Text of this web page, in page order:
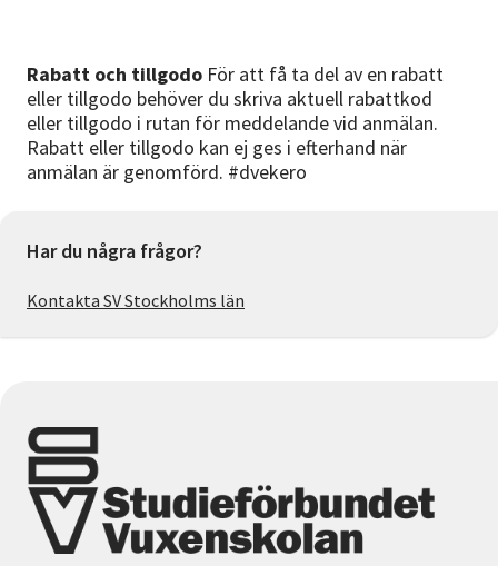
Rabatt och tillgodo För att få ta del av en rabatt
eller tillgodo behöver du skriva aktuell rabattkod
eller tillgodo i rutan för meddelande vid anmälan.
Rabatt eller tillgodo kan ej ges i efterhand när
anmälan är genomförd. #dvekero
Har du några frågor?
Kontakta SV Stockholms län